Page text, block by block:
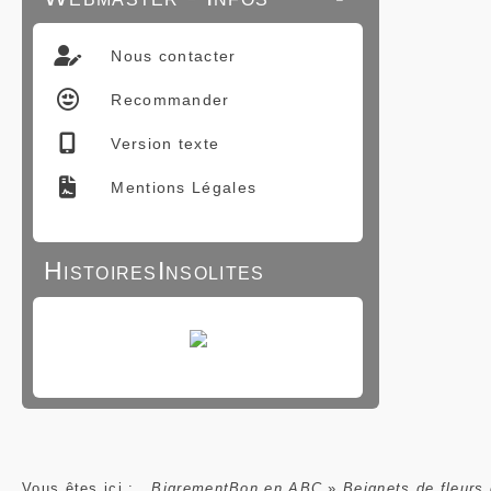
Nous contacter
Recommander
Version texte
Mentions Légales
HistoiresInsolites